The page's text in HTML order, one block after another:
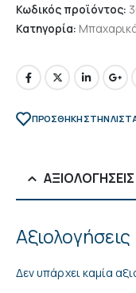
Κωδικός προϊόντος:
Κατηγορία:
ΠΡΌΣΘΉΚΗ ΣΤΗΝ
Αξιολογήσεις
Δεν υπάρχει καμία